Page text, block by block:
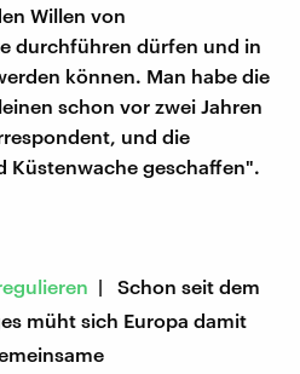
Willen von
durchführen dürfen und in
können. Man habe die
schon vor zwei Jahren
und die
Küstenwache geschaffen".
| Schon seit dem
müht sich Europa damit